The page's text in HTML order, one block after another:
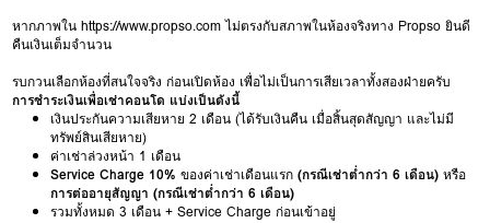
หากภาพในhttps://www.propso.comไม่ตรงกับสภาพในห้องจริงทาง Propso ยินดี
คืนเงินเต็มจำนวน
รบกวนเลือกห้องที่สนใจจริง ก่อนเปิดห้อง เพื่อไม่เป็นการเสียเวลาทั้งสองฝ่ายครับ
การชำระเงินเพื่อเช่าคอนโด แบ่งเป็นดังนี้
เงินประกันความเสียหาย 2 เดือน (ได้รับเงินคืน เมื่อสิ้นสุดสัญญา และไม่มี
ทรัพย์สินเสียหาย)
ค่าเช่าล่วงหน้า 1 เดือน
Service Charge 10% ของค่าเช่าเดือนแรก(กรณีเช่าต่ำกว่า 6 เดือน) หรือ
การต่ออายุสัญญา (กรณีเช่าต่ำกว่า 6 เดือน)
รวมทั้งหมด 3 เดือน + Service Charge ก่อนเข้าอยู่